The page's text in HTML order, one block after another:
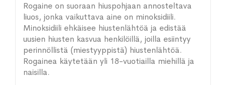
Rogaine on suoraan hiuspohjaan annosteltava
liuos, jonka vaikuttava aine on minoksidiili.
Minoksidiili ehkäisee hiustenlähtöä ja edistää
uusien hiusten kasvua henkilöillä, joilla esiintyy
perinnöllistä (miestyyppistä) hiustenlähtöä.
Rogainea käytetään yli 18-vuotiailla miehillä ja
naisilla.